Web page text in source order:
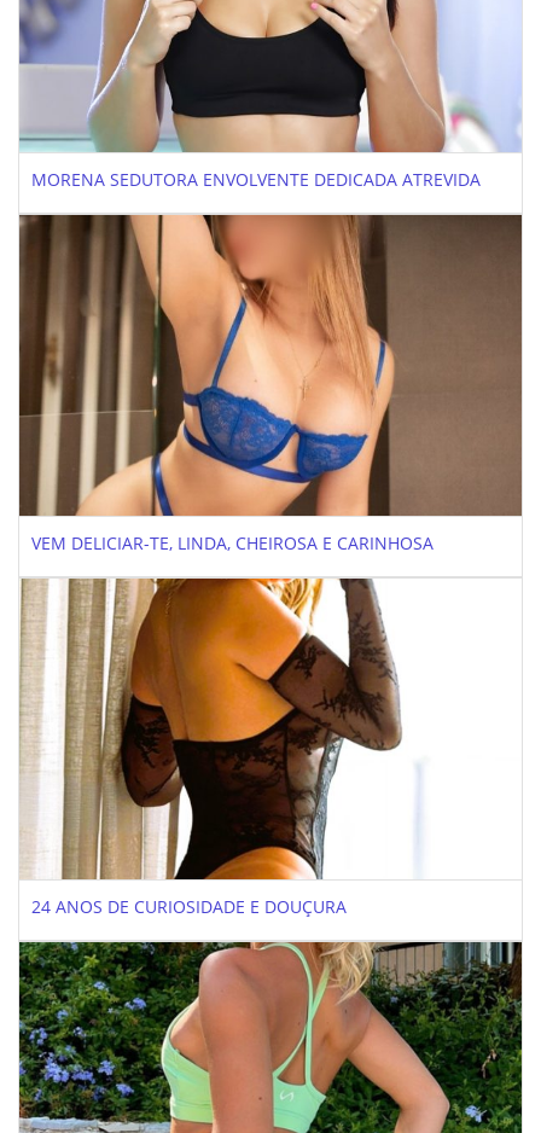
MORENA SEDUTORA ENVOLVENTE DEDICADA ATREVIDA
VEM DELICIAR-TE, LINDA, CHEIROSA E CARINHOSA
24 ANOS DE CURIOSIDADE E DOUÇURA